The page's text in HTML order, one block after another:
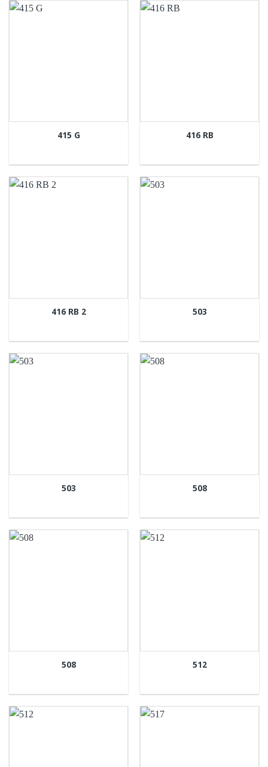
415 G 416 RB
416 RB 2 503
503 508
508 512